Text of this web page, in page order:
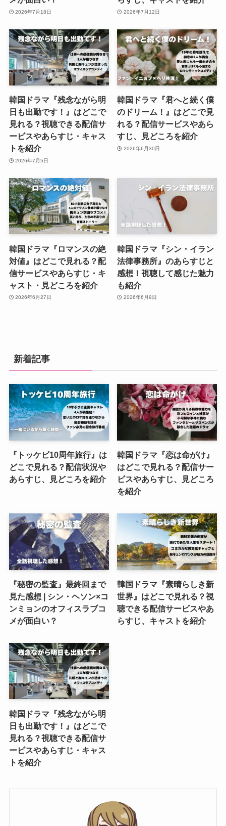
2026年7月18日 2026年7月12日
韓国ドラマ『残念ながら明
日も出勤です！』はどこで
見れる？視聴できる配信サ
ービスやあらすじ・キャス
トを紹介
2026年7月5日
韓国ドラマ『君へと続く僕
のドリーム！』はどこで見
れる？配信サービスやあら
すじ、見どころを紹介
2026年6月30日
韓国ドラマ『ロマンスの絶
対値』はどこで見れる？配
信サービスやあらすじ・キ
ャスト・見どころを紹介
2026年6月27日
韓国ドラマ『シン・イラン
法律事務所』のあらすじと
感想！視聴して感じた魅力
も紹介
2026年6月9日
新着記事
『トッケビ10周年旅行』は
どこで見れる？配信状況や
あらすじ、見どころを紹介
韓国ドラマ『恋は命がけ』
はどこで見れる？配信サー
ビスやあらすじ、見どころ
を紹介
『秘密の監査』最終回まで
見た感想 | シン・ヘソン×コ
ンミョンのオフィスラブコ
メが面白い？
韓国ドラマ『素晴らしき新
世界』はどこで見れる？視
聴できる配信サービスやあ
らすじ、キャストを紹介
韓国ドラマ『残念ながら明
日も出勤です！』はどこで
見れる？視聴できる配信サ
ービスやあらすじ・キャス
トを紹介